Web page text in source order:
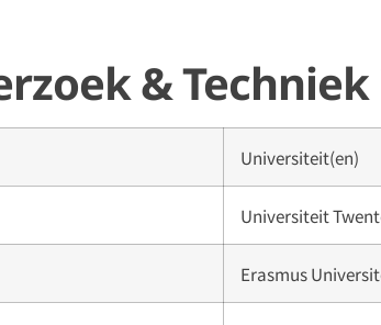
&
Universiteit(en)
Universiteit
Erasmus